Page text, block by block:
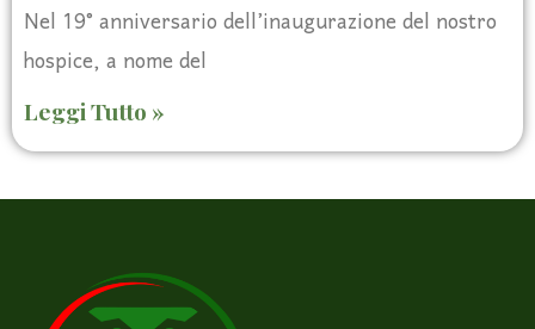
Nel 19° anniversario dell’inaugurazione del nostro
hospice, a nome del
Leggi Tutto »